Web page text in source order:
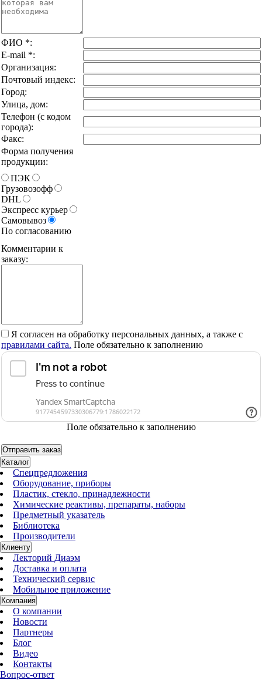
ФИО *:
E-mail *:
Организация:
Почтовый индекс:
Город:
Улица, дом:
Телефон (с кодом
города):
Факс:
Форма получения
продукции:
ПЭК
Грузовозофф
DHL
Экспресс курьер
Самовывоз
По согласованию
Комментарии к
заказу:
Я согласен на обработку персональных данных, а также с
правилами сайта. Поле обязательно к заполнению
Поле обязательно к заполнению
Каталог
Спецпредложения
Оборудование, приборы
Пластик, стекло, принадлежности
Химические реактивы, препараты, наборы
Предметный указатель
Библиотека
Производители
Клиенту
Лекторий Диаэм
Доставка и оплата
Технический сервис
Мобильное приложение
Компания
О компании
Новости
Партнеры
Блог
Видео
Контакты
Вопрос-ответ